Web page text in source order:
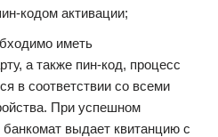
кодом активации;
иметь
а также пин-код, процесс
в соответствии со всеми
При успешном
выдает квитанцию с